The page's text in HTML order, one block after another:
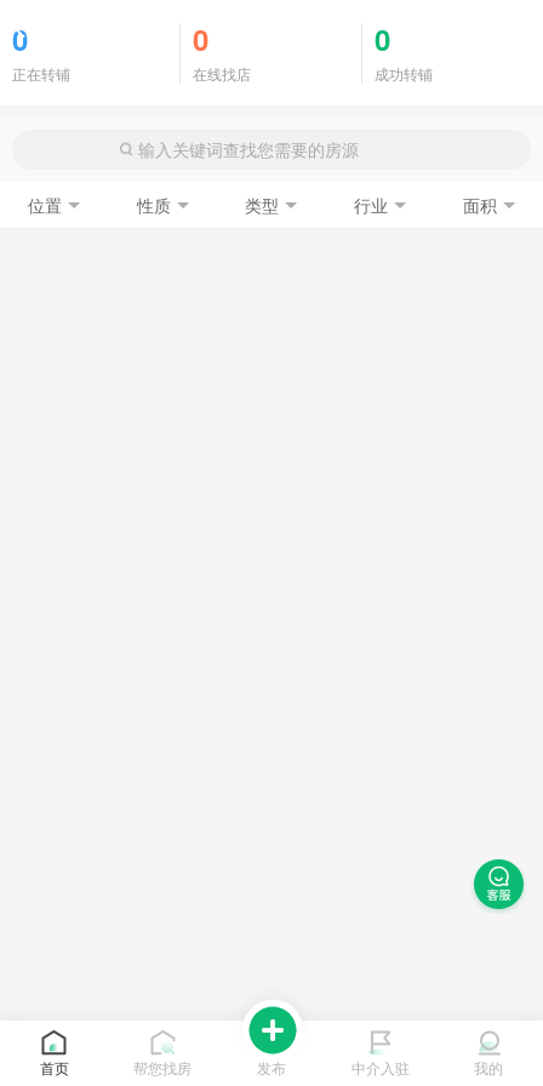
0
正在转铺
0
在线找店
0
成功转铺
位置 性质 类型 行业 面积
首页 帮您找房 发布 中介入驻 我的